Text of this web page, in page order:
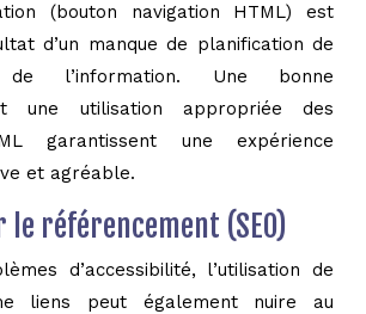
(bouton navigation HTML) est
d’un manque de planification de
de l’information. Une bonne
une utilisation appropriée des
garantissent une expérience
et agréable.
le référencement (SEO)
d’accessibilité, l’utilisation de
liens peut également nuire au